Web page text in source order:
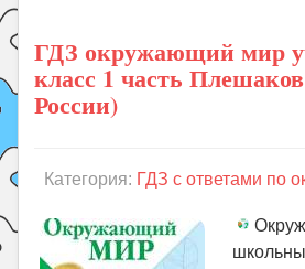
ГДЗ окружающий мир
класс 1 часть
России)
Категория: ГДЗ с ответами по